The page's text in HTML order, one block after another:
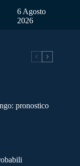
6 Agosto
2026
pronostico